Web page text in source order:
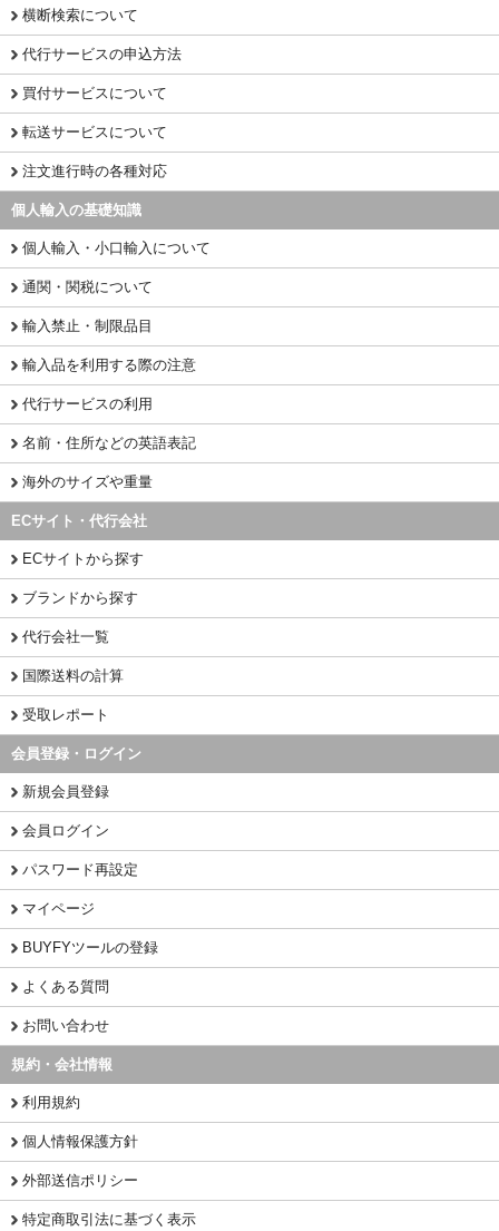
横断検索について
代行サービスの申込方法
買付サービスについて
転送サービスについて
注文進行時の各種対応
個人輸入の基礎知識
個人輸入・小口輸入について
通関・関税について
輸入禁止・制限品目
輸入品を利用する際の注意
代行サービスの利用
名前・住所などの英語表記
海外のサイズや重量
ECサイト・代行会社
ECサイトから探す
ブランドから探す
代行会社一覧
国際送料の計算
受取レポート
会員登録・ログイン
新規会員登録
会員ログイン
パスワード再設定
マイページ
BUYFYツールの登録
よくある質問
お問い合わせ
規約・会社情報
利用規約
個人情報保護方針
外部送信ポリシー
特定商取引法に基づく表示